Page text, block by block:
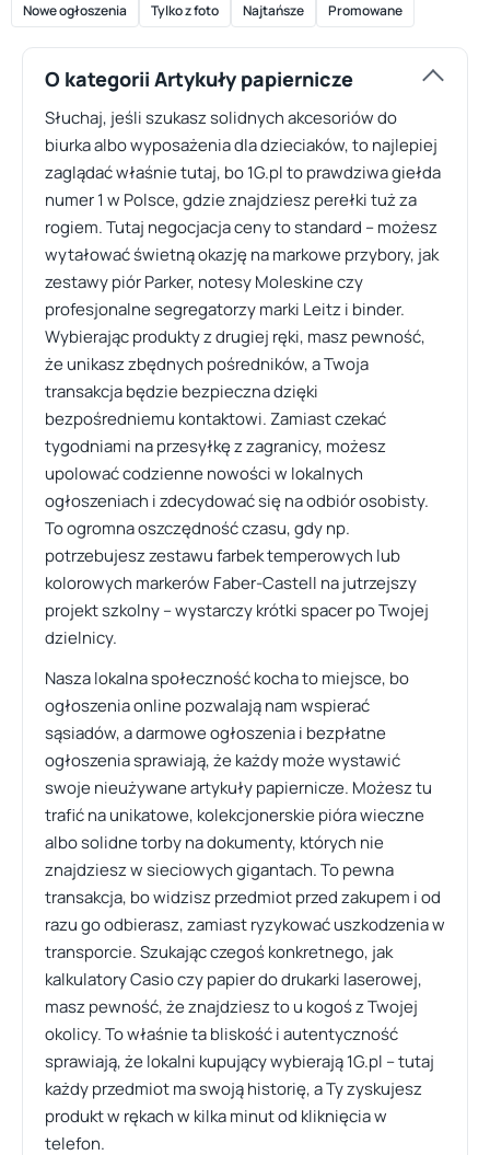
Nowe ogłoszenia Tylko z foto Najtańsze Promowane
O kategorii Artykuły papiernicze
Słuchaj, jeśli szukasz solidnych akcesoriów do
biurka albo wyposażenia dla dzieciaków, to najlepiej
zaglądać właśnie tutaj, bo 1G.pl to prawdziwa giełda
numer 1 w Polsce, gdzie znajdziesz perełki tuż za
rogiem. Tutaj negocjacja ceny to standard – możesz
wytałować świetną okazję na markowe przybory, jak
zestawy piór Parker, notesy Moleskine czy
profesjonalne segregatorzy marki Leitz i binder.
Wybierając produkty z drugiej ręki, masz pewność,
że unikasz zbędnych pośredników, a Twoja
transakcja będzie bezpieczna dzięki
bezpośredniemu kontaktowi. Zamiast czekać
tygodniami na przesyłkę z zagranicy, możesz
upolować codzienne nowości w lokalnych
ogłoszeniach i zdecydować się na odbiór osobisty.
To ogromna oszczędność czasu, gdy np.
potrzebujesz zestawu farbek temperowych lub
kolorowych markerów Faber-Castell na jutrzejszy
projekt szkolny – wystarczy krótki spacer po Twojej
dzielnicy.
Nasza lokalna społeczność kocha to miejsce, bo
ogłoszenia online pozwalają nam wspierać
sąsiadów, a darmowe ogłoszenia i bezpłatne
ogłoszenia sprawiają, że każdy może wystawić
swoje nieużywane artykuły papiernicze. Możesz tu
trafić na unikatowe, kolekcjonerskie pióra wieczne
albo solidne torby na dokumenty, których nie
znajdziesz w sieciowych gigantach. To pewna
transakcja, bo widzisz przedmiot przed zakupem i od
razu go odbierasz, zamiast ryzykować uszkodzenia w
transporcie. Szukając czegoś konkretnego, jak
kalkulatory Casio czy papier do drukarki laserowej,
masz pewność, że znajdziesz to u kogoś z Twojej
okolicy. To właśnie ta bliskość i autentyczność
sprawiają, że lokalni kupujący wybierają 1G.pl – tutaj
każdy przedmiot ma swoją historię, a Ty zyskujesz
produkt w rękach w kilka minut od kliknięcia w
telefon.